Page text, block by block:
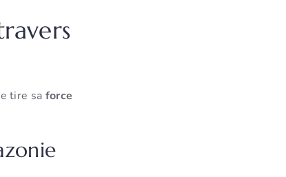
tire sa force